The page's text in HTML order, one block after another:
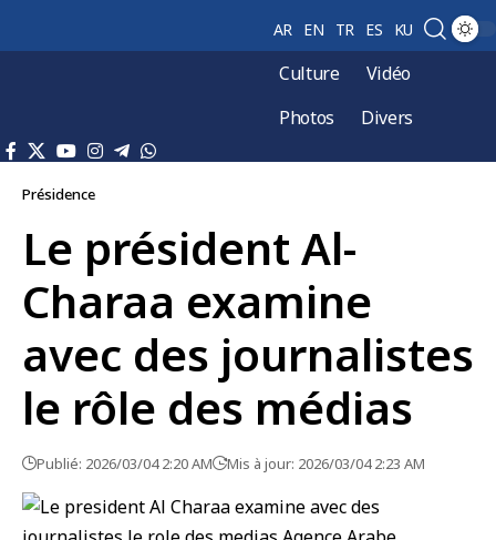
AR EN TR ES KU
Culture
Vidéo
Photos
Divers
Présidence
Le président Al-
Charaa examine
avec des journalistes
le rôle des médias
Publié: 2026/03/04 2:20 AM Mis à jour: 2026/03/04 2:23 AM